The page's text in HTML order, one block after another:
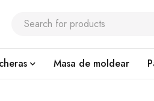
Masa de moldear